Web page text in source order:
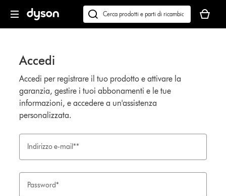
navigazione
Cerca
su
carrello
è
Accedi
Accedi per registrare il tuo prodotto e attivare la
garanzia, gestire i tuoi abbonamenti e le tue
informazioni, e accedere a un'assistenza
personalizzata.
Indirizzo e-mail**
Password*